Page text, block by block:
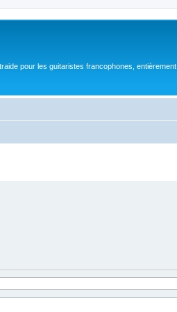
pour les guitaristes francophones, entièrement